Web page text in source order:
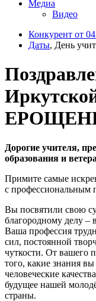
Медиа
Видео
Конкурент от
Даты, День
Дорогие учителя,
образования и
Примите самые
с профессиональным
Вы посвятили свою
благородному делу –
Ваша профессия
сил, постоянной
чуткости. От вашего
того, какие знания
человеческие
будущее нашей
страны.